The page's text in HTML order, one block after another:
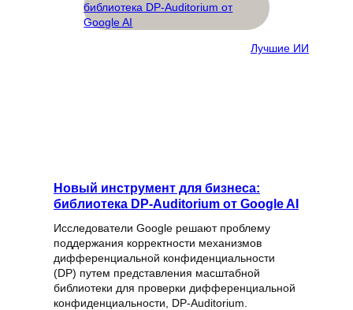
Лучшие ИИ
Новый инструмент для бизнеса:
библиотека DP-Auditorium от Google AI
Исследователи Google решают проблему
поддержания корректности механизмов
дифференциальной конфиденциальности
(DP) путем представления масштабной
библиотеки для проверки дифференциальной
конфиденциальности, DP-Auditorium.